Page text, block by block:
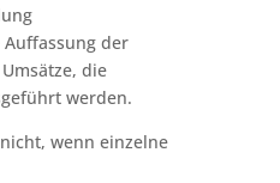
der
die
werden.
wenn einzelne